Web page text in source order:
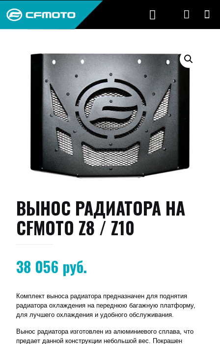
ВЫНОС РАДИАТОРА НА
CFMOTO Z8 / Z10
38 056 руб.
Комплект выноса радиатора предназначен для поднятия
радиатора охлаждения на переднюю багажную платформу,
для лучшего охлаждения и удобного обслуживания.
Вынос радиатора изготовлен из алюминиевого сплава, что
предает данной конструкции небольшой вес. Покрашен